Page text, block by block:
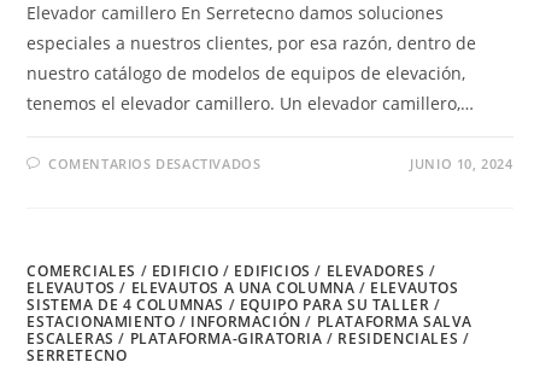
Elevador camillero En Serretecno damos soluciones
especiales a nuestros clientes, por esa razón, dentro de
nuestro catálogo de modelos de equipos de elevación,
tenemos el elevador camillero. Un elevador camillero,…
COMENTARIOS DESACTIVADOSEN JUNIO 10, 2024
COMERCIALES / EDIFICIO / EDIFICIOS / ELEVADORES /
ELEVAUTOS / ELEVAUTOS A UNA COLUMNA / ELEVAUTOS
SISTEMA DE 4 COLUMNAS / EQUIPO PARA SU TALLER /
ESTACIONAMIENTO / INFORMACIÓN / PLATAFORMA SALVA
ESCALERAS / PLATAFORMA-GIRATORIA / RESIDENCIALES /
SERRETECNO